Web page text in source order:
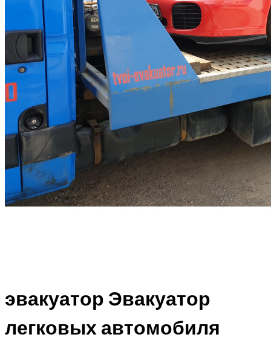
эвакуатор Эвакуатор
легковых автомобиля